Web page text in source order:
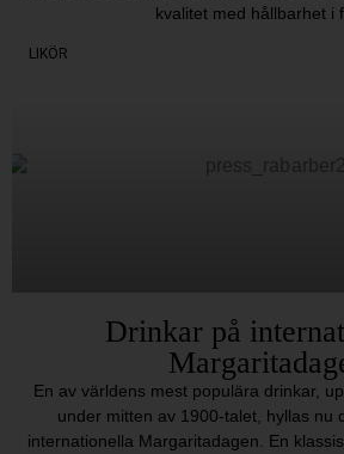
kvalitet med hållbarhet i
LIKÖR
Drinkar på
En av världens mest populära drinkar,
under mitten av 1900-talet, hyllas nu
internationella Margaritadagen. En